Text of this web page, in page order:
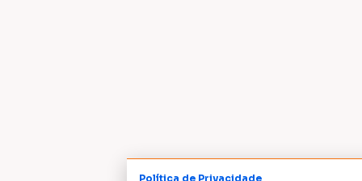
Política de Privacidade